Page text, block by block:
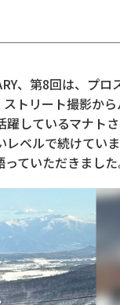
、第8回は、プロ
トリート撮影か
しているマナト
ベルで続けてい
ていただきまし